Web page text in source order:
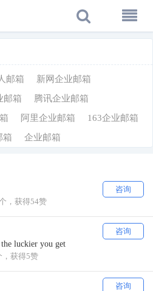
邮箱
新网企业邮箱
邮箱
腾讯企业邮箱
阿里企业邮箱
163企业邮箱
箱
企业邮箱
咨询
，获得54赞
咨询
luckier you get
，获得5赞
咨询